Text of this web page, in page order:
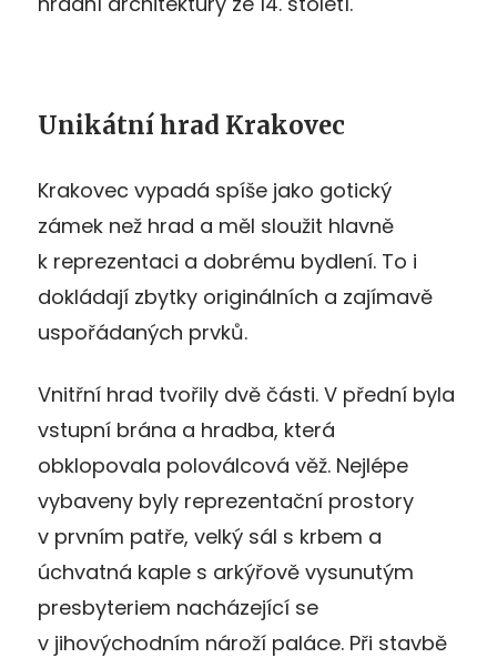
Unikátní hrad Krakovec
Krakovec vypadá spíše jako gotický
zámek než hrad a měl sloužit hlavně
k reprezentaci a dobrému bydlení. To i
dokládají zbytky originálních a zajímavě
uspořádaných prvků.
Vnitřní hrad tvořily dvě části. V přední byla
vstupní brána a hradba, která
obklopovala poloválcová věž. Nejlépe
vybaveny byly reprezentační prostory
v prvním patře, velký sál s krbem a
úchvatná kaple s arkýřově vysunutým
presbyteriem nacházející se
v jihovýchodním nároží paláce. Při stavbě